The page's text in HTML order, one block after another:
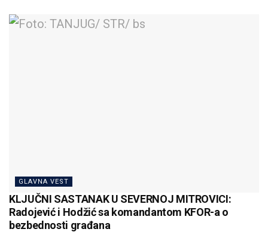
GLAVNA VEST
KLJUČNI SASTANAK U SEVERNOJ MITROVICI:
Radojević i Hodžić sa komandantom KFOR-a o
bezbednosti građana